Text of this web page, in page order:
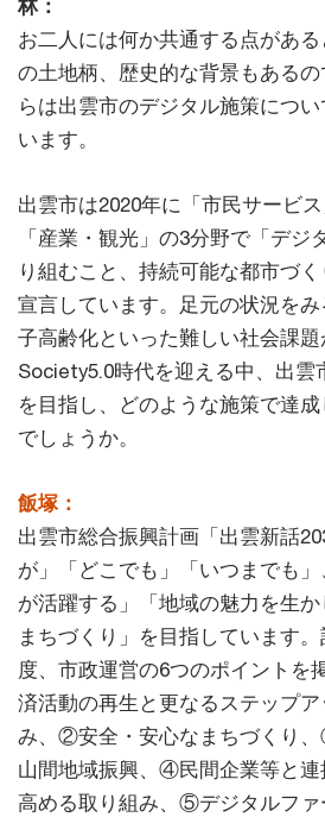
林：
お二人には何か共通する点があ
の土地柄、歴史的な背景もある
らは出雲市のデジタル施策につ
います。
出雲市は2020年に「市民サービス
「産業・観光」の3分野で「デジ
り組むこと、持続可能な都市づ
宣言しています。足元の状況を
子高齢化といった難しい社会課題
Society5.0時代を迎える中、出雲
を目指し、どのような施策で達
でしょうか。
飯塚：
出雲市総合振興計画「出雲新話
が」「どこでも」「いつまでも
が活躍する」「地域の魅力を生
まちづくり」を目指しています
度、市政運営の6つのポイント
済活動の再生と更なるステップ
み、②安全・安心なまちづくり
山間地域振興、④民間企業等と連
高める取り組み、⑤デジタルフ